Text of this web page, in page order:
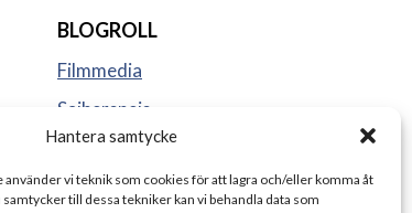
Hantera samtycke
använder vi teknik som cookies för att lagra och/eller komma åt
till dessa tekniker kan vi behandla data som
BLOGROLL
Filmmedia
Sajberspejs
Strange things